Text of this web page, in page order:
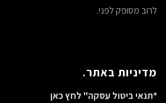
לרוב מסופק לפני.
מדיניות באתר.
*תנאי ביטול עסקה" לחץ כאן